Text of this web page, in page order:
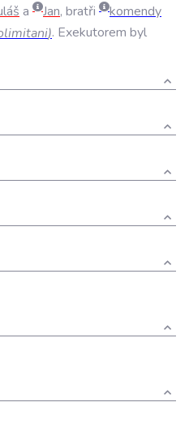
a Jan, bratři
komendy
). Exekutorem byl